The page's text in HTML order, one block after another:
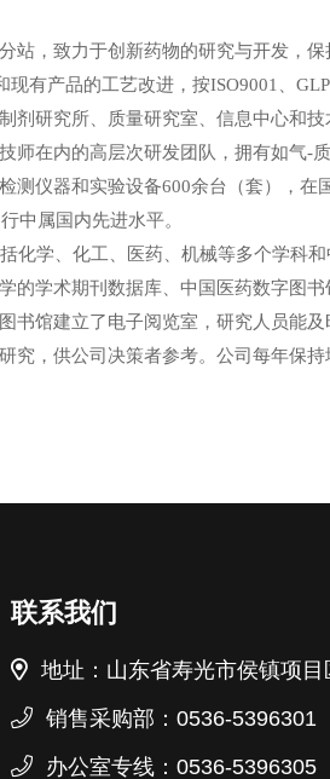
，致力于创新药物的研究与开发，
有产品的工艺改进，按ISO9001、
研究所、质量研究室、信息中心和技
在内的高层次研发团队，拥有如气-
仪器和实验设备600余台（套），在
中属国内先进水平。
化学、化工、医药、机械等多个学科
学术期刊数据库、中国医药数字图
馆建立了电子阅览室，研究人员能
，供公司决策者参考。公司每年保持
联系我们
地址：山东省寿光市侯镇项目
销售采购部：0536-5396301
办公室专线：0536-5396305